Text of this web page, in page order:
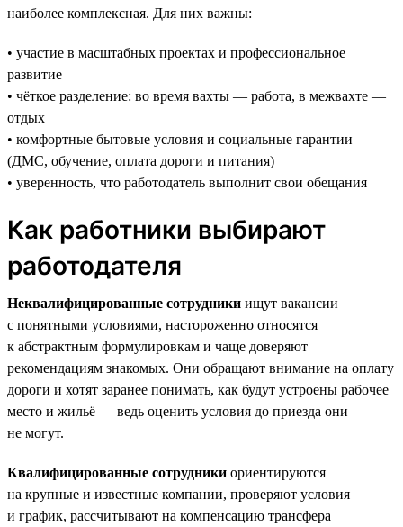
наиболее комплексная. Для них важны:
• участие в масштабных проектах и профессиональное
развитие
• чёткое разделение: во время вахты — работа, в межвахте —
отдых
• комфортные бытовые условия и социальные гарантии
(ДМС, обучение, оплата дороги и питания)
• уверенность, что работодатель выполнит свои обещания
Как работники выбирают
работодателя
Неквалифицированные сотрудники ищут вакансии
с понятными условиями, настороженно относятся
к абстрактным формулировкам и чаще доверяют
рекомендациям знакомых. Они обращают внимание на оплату
дороги и хотят заранее понимать, как будут устроены рабочее
место и жильё — ведь оценить условия до приезда они
не могут.
Квалифицированные сотрудники ориентируются
на крупные и известные компании, проверяют условия
и график, рассчитывают на компенсацию трансфера